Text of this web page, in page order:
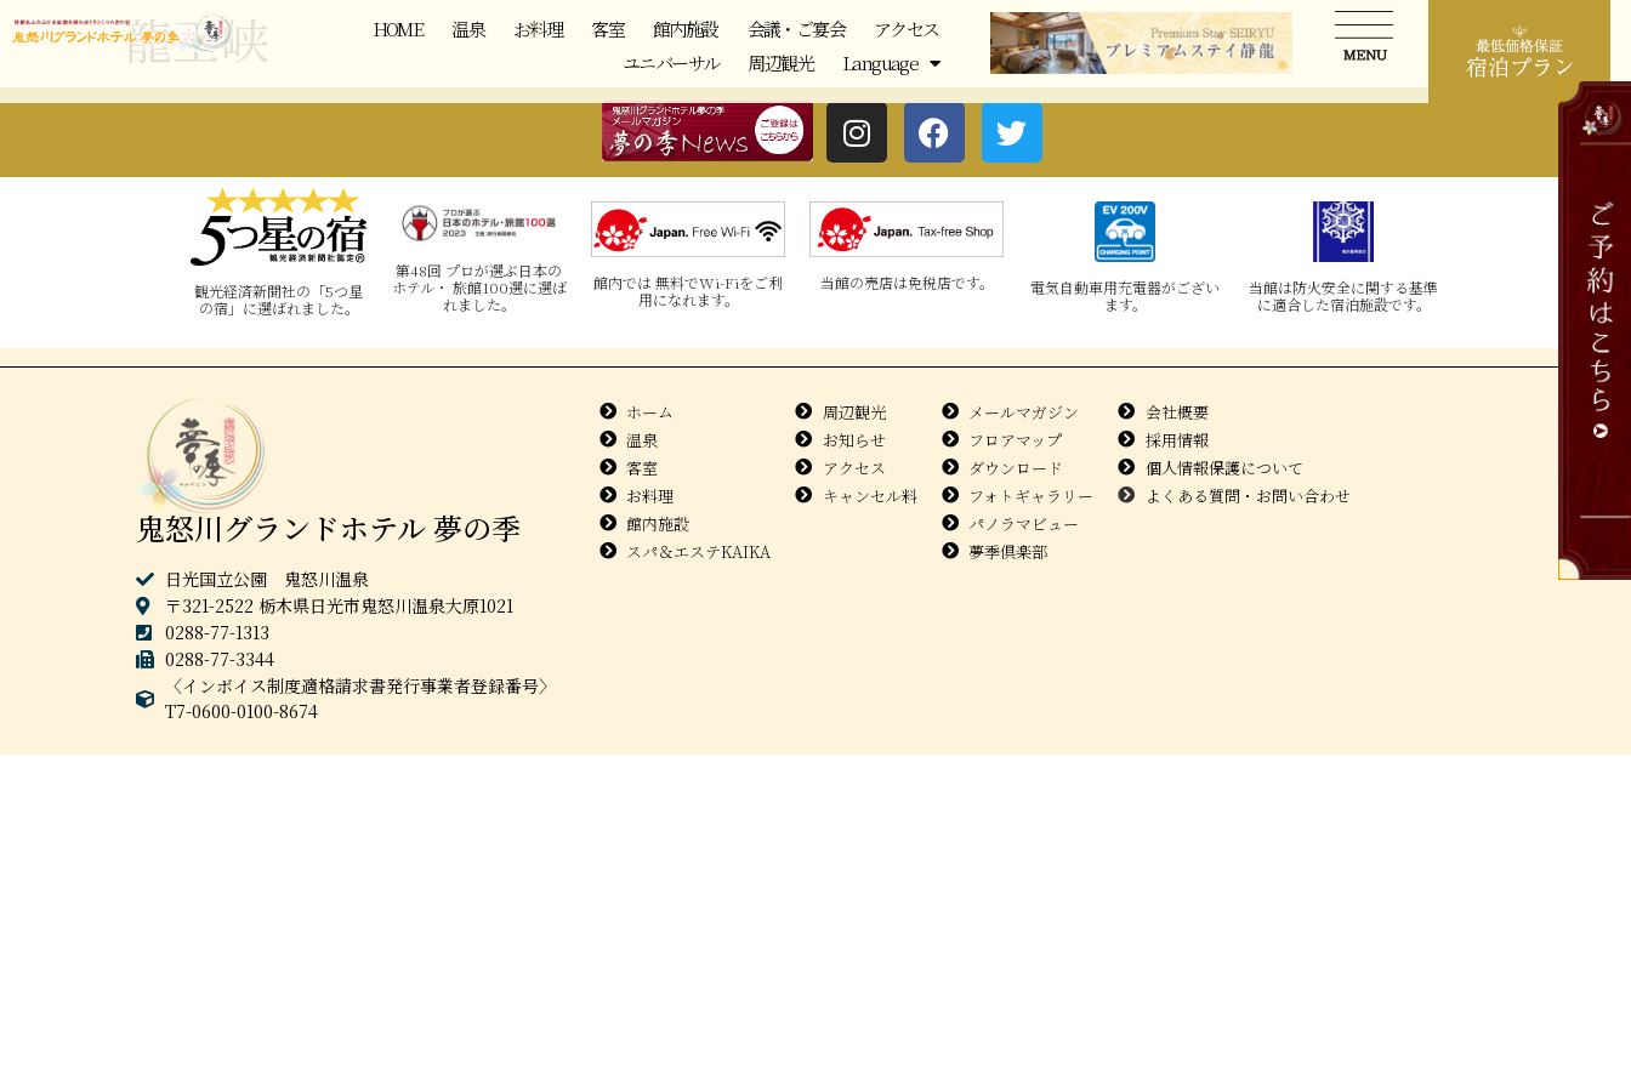
HOME 温泉 お料理 客室 館内施設 会議・ご宴会
アクセス
ユニバーサル
周辺観光 Language
龍王峡
観光経済新聞社の「5つ星
の宿」に選ばれました。
第48回 プロが選ぶ日本の
ホテル・ 旅館100選に選ば
れました。
館内では 無料でWi-Fiをご利
用になれます。
当館の売店は免税店です。
電気自動車用充電器がござい
ます。
当館は防火安全に関する基準
に適合した宿泊施設です。
鬼怒川グランドホテル 夢の季
日光国立公園 鬼怒川温泉
〒321-2522 栃木県日光市鬼怒川温泉大原1021
0288-77-1313
0288-77-3344
〈インボイス制度適格請求書発行事業者登録番号〉
T7-0600-0100-8674
ホーム
温泉
客室
お料理
館内施設
スパ＆エステKAIKA
周辺観光
お知らせ
アクセス
キャンセル料
メールマガジン
フロアマップ
ダウンロード
フォトギャラリー
パノラマビュー
夢季倶楽部
会社概要
採用情報
個人情報保護について
よくある質問・お問い合わせ